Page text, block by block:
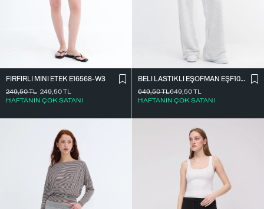
FIRFIRLI MINI ETEK E16568-W3
249,50TL
HAFTANIN ÇOK SATANI
249,50TL
BELI LASTIKLI EŞOFMAN EŞF10308-P10
649,50TL
HAFTANIN ÇOK SATANI
649,50TL